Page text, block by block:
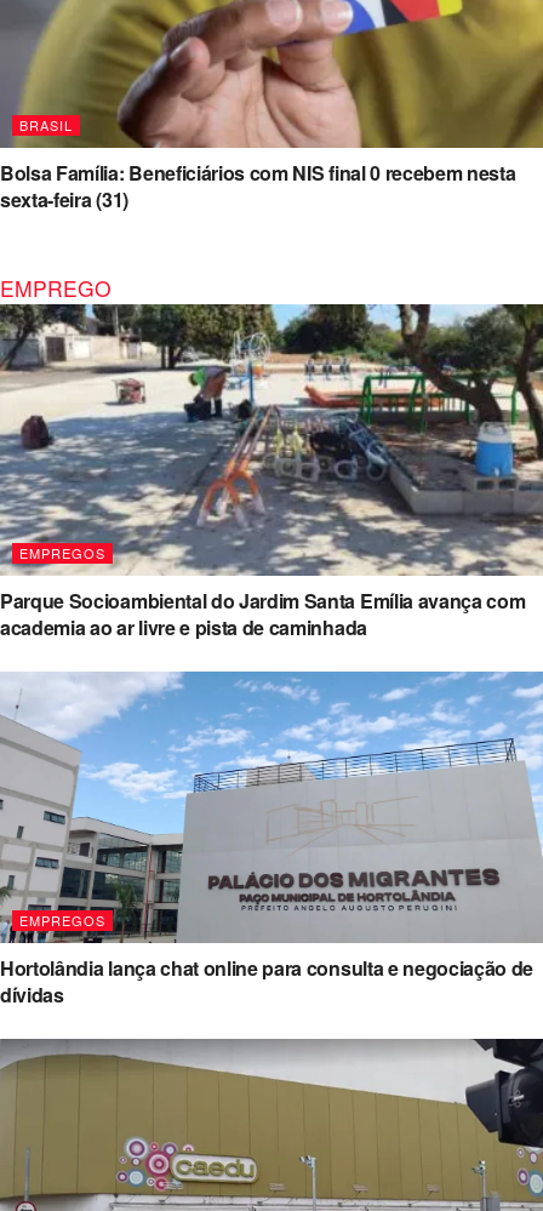
BRASIL
Bolsa Família: Beneficiários com NIS final 0 recebem nesta
sexta-feira (31)
EMPREGO
EMPREGOS
Parque Socioambiental do Jardim Santa Emília avança com
academia ao ar livre e pista de caminhada
EMPREGOS
Hortolândia lança chat online para consulta e negociação de
dívidas